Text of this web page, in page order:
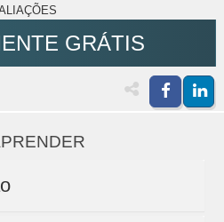
GRÁTIS